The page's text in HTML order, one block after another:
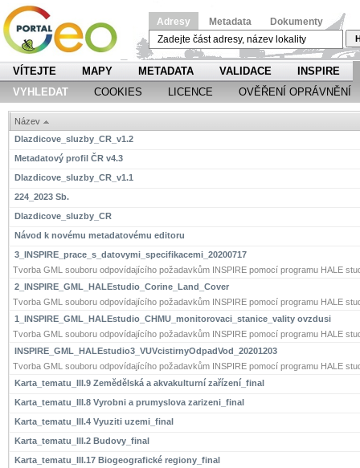
Adresy Metadata Dokumenty
VÍTEJTE MAPY METADATA VALIDACE
INSPIRE
VYHLEDAT
COOKIES LICENCE OVĚŘENÍ OPRÁVNĚNÍ
Název
Dlazdicove_sluzby_CR_v1.2
Metadatový profil ČR v4.3
Dlazdicove_sluzby_CR_v1.1
224_2023 Sb.
Dlazdicove_sluzby_CR
Návod k novému metadatovému editoru
3_INSPIRE_prace_s_datovymi_specifikacemi_20200717
Tvorba GML souboru odpovídajícího požadavkům INSPIRE pomocí programu HALE
2_INSPIRE_GML_HALEstudio_Corine_Land_Cover
Tvorba GML souboru odpovídajícího požadavkům INSPIRE pomocí programu HALE
1_INSPIRE_GML_HALEstudio_CHMU_monitorovaci_stanice_vality ovzdusi
Tvorba GML souboru odpovídajícího požadavkům INSPIRE pomocí programu HALE
INSPIRE_GML_HALEstudio3_VUVcistirnyOdpadVod_20201203
Tvorba GML souboru odpovídajícího požadavkům INSPIRE pomocí programu HALE
Karta_tematu_III.9 Zemědělská a akvakulturní zařízení_final
Karta_tematu_III.8 Vyrobni a prumyslova zarizeni_final
Karta_tematu_III.4 Vyuziti uzemi_final
Karta_tematu_III.2 Budovy_final
Karta_tematu_III.17 Biogeografické regiony_final